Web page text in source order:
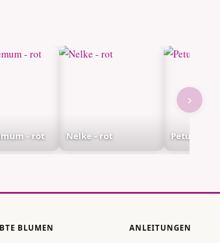
- rot Nelke - rot Petunia - rot
›
BLUMEN ANLEITUNGEN